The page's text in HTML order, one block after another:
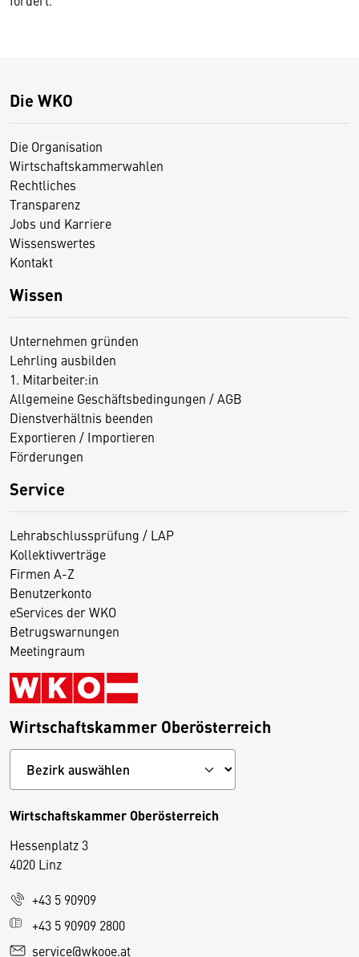
Die WKO
Die Organisation
Wirtschaftskammerwahlen
Rechtliches
Transparenz
Jobs und Karriere
Wissenswertes
Kontakt
Wissen
Unternehmen gründen
Lehrling ausbilden
1. Mitarbeiter:in
Allgemeine Geschäftsbedingungen / AGB
Dienstverhältnis beenden
Exportieren / Importieren
Förderungen
Service
Lehrabschlussprüfung / LAP
Kollektivverträge
Firmen A-Z
Benutzerkonto
eServices der WKO
Betrugswarnungen
Meetingraum
Wirtschaftskammer Oberösterreich
Wirtschaftskammer Oberösterreich
Hessenplatz 3
4020 Linz
+43 5 90909
+43 5 90909 2800
service@wkooe.at
D